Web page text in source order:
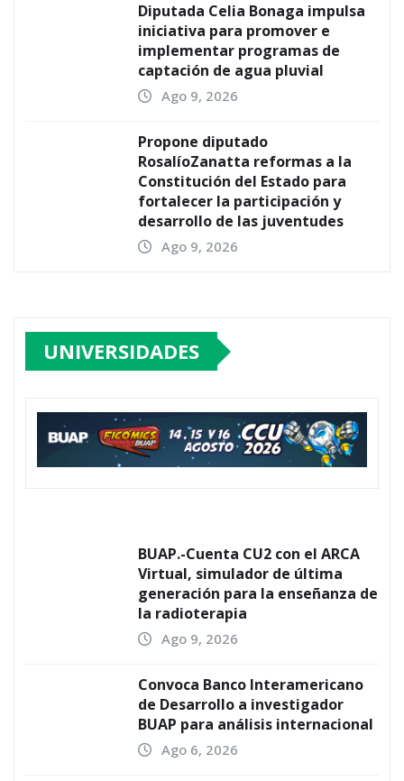
Diputada Celia Bonaga impulsa
iniciativa para promover e
implementar programas de
captación de agua pluvial
Ago 9, 2026
Propone diputado
RosalíoZanatta reformas a la
Constitución del Estado para
fortalecer la participación y
desarrollo de las juventudes
Ago 9, 2026
UNIVERSIDADES
BUAP.-Cuenta CU2 con el ARCA
Virtual, simulador de última
generación para la enseñanza de
la radioterapia
Ago 9, 2026
Convoca Banco Interamericano
de Desarrollo a investigador
BUAP para análisis internacional
Ago 6, 2026